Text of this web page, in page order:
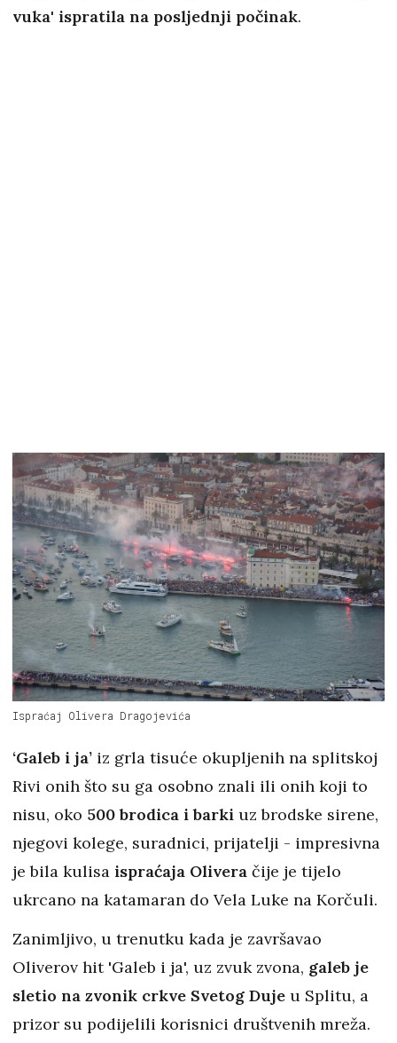
vuka' ispratila na posljednji počinak.
Ispraćaj Olivera Dragojevića
‘Galeb i ja’ iz grla tisuće okupljenih na splitskoj
Rivi onih što su ga osobno znali ili onih koji to
nisu, oko 500 brodica i barki uz brodske sirene,
njegovi kolege, suradnici, prijatelji - impresivna
je bila kulisa ispraćaja Olivera čije je tijelo
ukrcano na katamaran do Vela Luke na Korčuli.
Zanimljivo, u trenutku kada je završavao
Oliverov hit 'Galeb i ja', uz zvuk zvona, galeb je
sletio na zvonik crkve Svetog Duje u Splitu, a
prizor su podijelili korisnici društvenih mreža.